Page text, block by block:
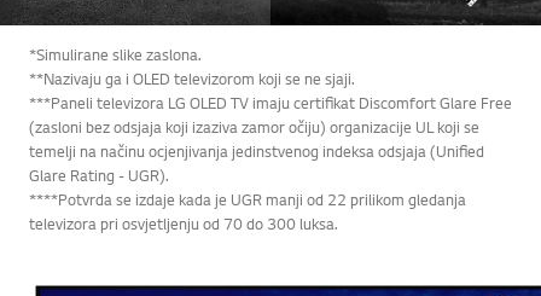
*Simulirane slike zaslona.
**Nazivaju ga i OLED televizorom koji se ne sjaji.
***Paneli televizora LG OLED TV imaju certifikat Discomfort Glare Free
(zasloni bez odsjaja koji izaziva zamor očiju) organizacije UL koji se
temelji na načinu ocjenjivanja jedinstvenog indeksa odsjaja (Unified
Glare Rating - UGR).
****Potvrda se izdaje kada je UGR manji od 22 prilikom gledanja
televizora pri osvjetljenju od 70 do 300 luksa.